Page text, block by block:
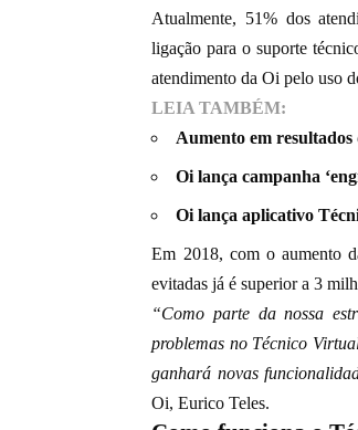
Atualmente, 51% dos
ligação para o suporte
atendimento da Oi pelo uso
LEIA TAMBÉM:
Aumento em resultados
Oi lança campanha
Oi lança aplicativo
Em 2018, com o aumento
evitadas já é superior a 3
“Como parte da nossa
problemas no Técnico
ganhará novas
Oi, Eurico Teles.